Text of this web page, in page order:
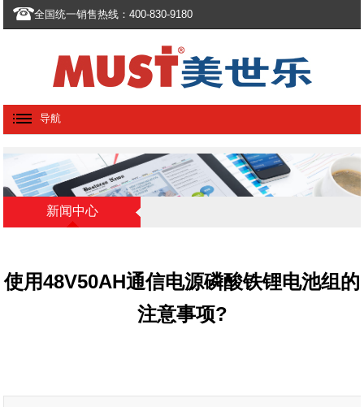
全国统一销售热线：400-830-9180
导航
新闻中心
使用48V50AH通信电源磷酸铁锂电池组的
注意事项?